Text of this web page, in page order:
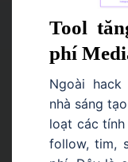
Tool
phí
Ngoài
nhà sáng
loạt các tính
follow, tim,